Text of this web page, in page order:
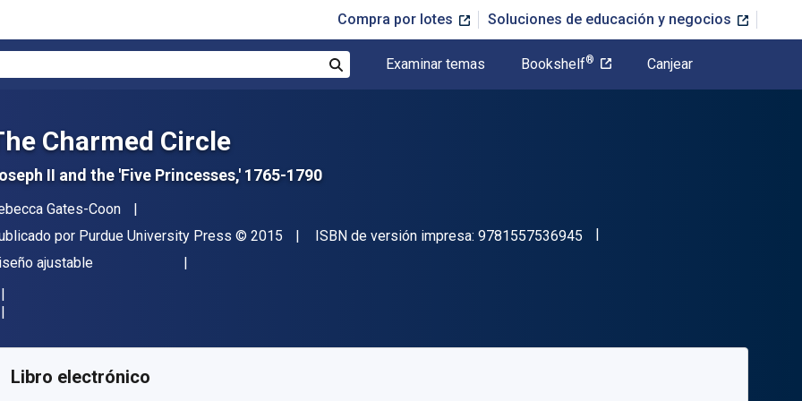
Compra por lotes Soluciones de educación y negocios
Examinar temas Bookshelf® Canjear
Charmed Circle
II and the 'Five Princesses,' 1765-1790
Gates-Coon
por Purdue University Press Copyright
© 2015 ISBN de versión impresa: 9781557536945 "ISBN-13 9781557536945"
ajustable
Libro electrónico